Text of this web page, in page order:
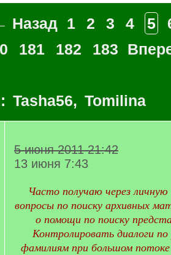
Назад 1 2 3 4 5
181 182 183
Tasha56, Tomilina
5 июня 2011 21:42
13 июня 7:43
Часто получаю через
вопросы по поиску архивных
о помощи по поиску
Контролировать диалоги
фамилиям при большом